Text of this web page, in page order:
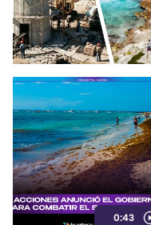
0:43